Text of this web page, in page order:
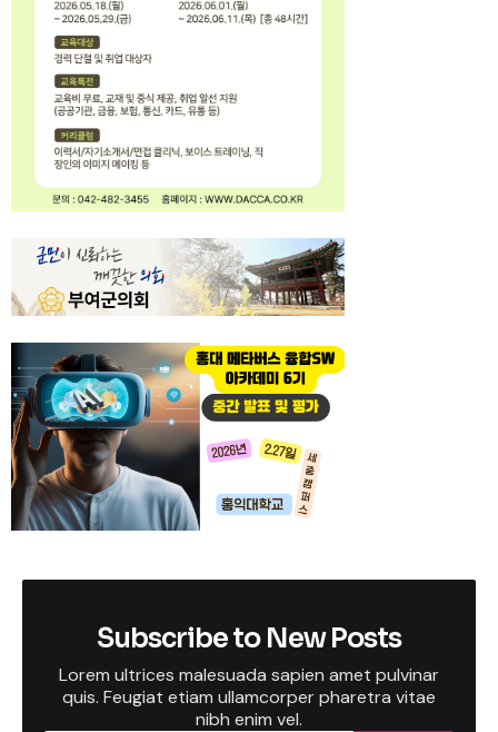
Subscribe to New Posts
Lorem ultrices malesuada sapien amet pulvinar
quis. Feugiat etiam ullamcorper pharetra vitae
nibh enim vel.